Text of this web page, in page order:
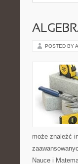
POSTED BY
może znaleźć
Nauce i